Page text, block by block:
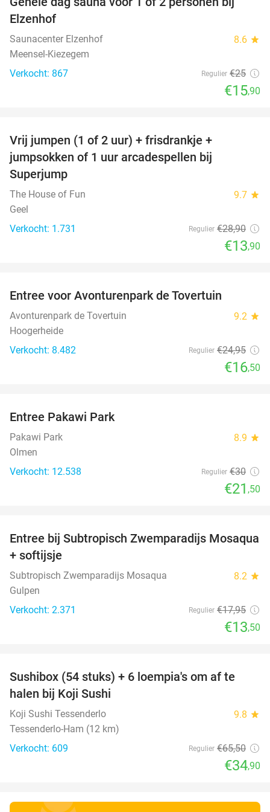
36%
Elzenhof
Saunacenter Elzenhof 8.6 star
Meensel-Kiezegem
Verkocht: 867
Regulier €25
€15,90
Vrij jumpen (1 of 2 uur) + frisdrankje +
jumpsokken of 1 uur arcadespellen bij
Superjump
The House of Fun 9.7 star
Geel
Verkocht: 1.731
Regulier €28,90
€13,90
Entree voor Avonturenpark de Tovertuin
Avonturenpark de Tovertuin 9.2 star
Hoogerheide
Verkocht: 8.482
Regulier €24,95
€16,50
Entree Pakawi Park
Pakawi Park 8.9 star
Olmen
Verkocht: 12.538
Regulier €30
€21 ,50
25%
Entree bij Subtropisch Zwemparadijs Mosaqua
+ softijsje
Subtropisch Zwemparadijs Mosaqua 8.2 star
Gulpen
Verkocht: 2.371
Regulier €17,95
€13,50
47%
Sushibox (54 stuks) + 6 loempia's om af te
halen bij Koji Sushi
Koji Sushi Tessenderlo 9.8 star
Tessenderlo-Ham (12 km)
Verkocht: 609
Regulier €65,50
€34,90